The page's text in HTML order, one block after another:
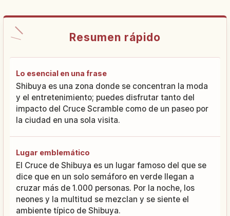
Resumen rápido
Lo esencial en una frase
Shibuya es una zona donde se concentran la moda
y el entretenimiento; puedes disfrutar tanto del
impacto del Cruce Scramble como de un paseo por
la ciudad en una sola visita.
Lugar emblemático
El Cruce de Shibuya es un lugar famoso del que se
dice que en un solo semáforo en verde llegan a
cruzar más de 1.000 personas. Por la noche, los
neones y la multitud se mezclan y se siente el
ambiente típico de Shibuya.